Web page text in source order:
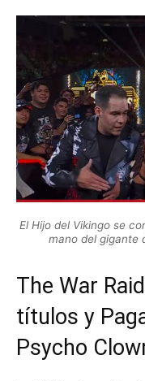
El Hijo del Vikingo se
mano del gigante
The War
títulos y
Psycho